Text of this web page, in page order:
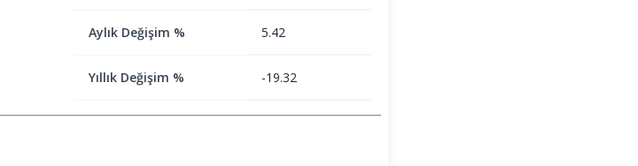
Aylık Değişim % 5.42
Yıllık Değişim % -19.32